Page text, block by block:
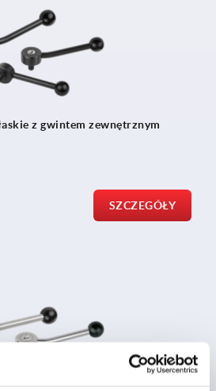
z gwintem zewnętrznym
SZCZEGÓŁY